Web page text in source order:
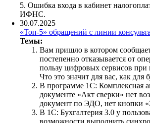
5. Ошибка входа в кабинет
ИФНС.
30.07.2025
«Топ-5» обращений с линии
Темы:
Вам пришло в котором
постепенно отказывается от
пользу цифровых сервисов
Что это значит для вас, как для
В программе 1С: Комплексная
документе «Акт сверки» нет
документ по ЭДО, нет кнопки
В 1С: Бухгалтерия 3.0 у
возможности выполнить